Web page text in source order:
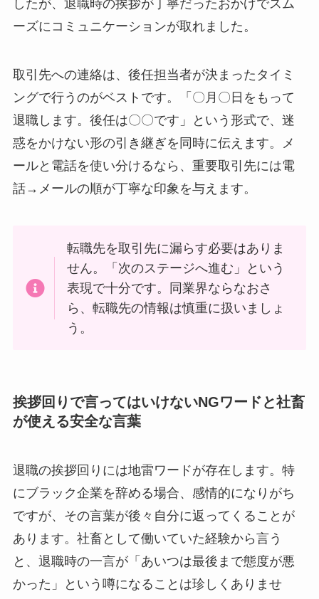
したが、退職時の挨拶が丁寧だったおかげでスム
ーズにコミュニケーションが取れました。
取引先への連絡は、後任担当者が決まったタイミ
ングで行うのがベストです。「〇月〇日をもって
退職します。後任は〇〇です」という形式で、迷
惑をかけない形の引き継ぎを同時に伝えます。メ
ールと電話を使い分けるなら、重要取引先には電
話→メールの順が丁寧な印象を与えます。
転職先を取引先に漏らす必要はありま
せん。「次のステージへ進む」という
表現で十分です。同業界ならなおさ
ら、転職先の情報は慎重に扱いましょ
う。
挨拶回りで言ってはいけないNGワードと社畜
が使える安全な言葉
退職の挨拶回りには地雷ワードが存在します。特
にブラック企業を辞める場合、感情的になりがち
ですが、その言葉が後々自分に返ってくることが
あります。社畜として働いていた経験から言う
と、退職時の一言が「あいつは最後まで態度が悪
かった」という噂になることは珍しくありませ